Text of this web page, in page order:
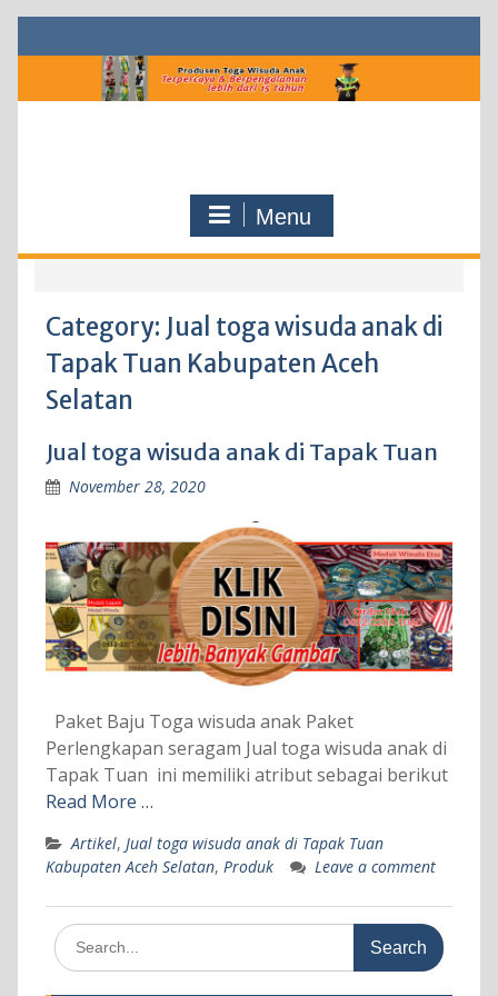
to
Menu
Category: Jual toga wisuda anak di
Tapak Tuan Kabupaten Aceh
Selatan
Jual toga wisuda anak di Tapak Tuan
November 28, 2020
Paket Baju Toga wisuda anak Paket
Perlengkapan seragam Jual toga wisuda anak di
Tapak Tuan ini memiliki atribut sebagai berikut
Read More …
Artikel, Jual toga wisuda anak di Tapak Tuan
Kabupaten Aceh Selatan, Produk Leave a comment
Search
for: